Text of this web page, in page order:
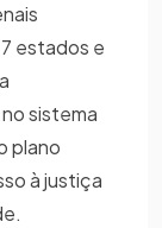
estados e
sistema
plano
à justiça